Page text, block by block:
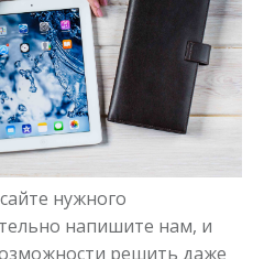
нужного
напишите нам, и
решить даже